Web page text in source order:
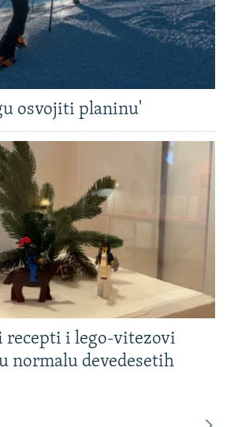
osvojiti planinu'
recepti i lego-vitezovi
normalu devedesetih